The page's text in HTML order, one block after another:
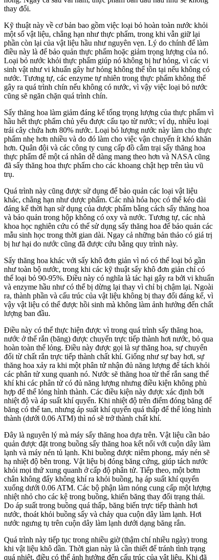
thay đổi.
Kỹ thuật này về cơ bản bao gồm việc loại bỏ hoàn toàn nước khỏi
một số vật liệu, chẳng hạn như thực phẩm, trong khi vẫn giữ lại
phần còn lại của vật liệu hầu như nguyên vẹn. Lý do chính để làm
điều này là để bảo quản thực phẩm hoặc giảm trọng lượng của nó.
Loại bỏ nước khỏi thực phẩm giúp nó không bị hư hỏng, vì các vi
sinh vật như vi khuẩn gây hư hỏng không thể tồn tại nếu không có
nước. Tương tự, các enzyme tự nhiên trong thực phẩm không thể
gây ra quá trình chín nếu không có nước, vì vậy việc loại bỏ nước
cũng sẽ ngăn chặn quá trình chín.
Sấy thăng hoa làm giảm đáng kể tổng trọng lượng của thực phẩm vì
hầu hết thực phẩm chủ yếu được cấu tạo từ nước; ví dụ, nhiều loại
trái cây chứa hơn 80% nước. Loại bỏ lượng nước này làm cho thực
phẩm nhẹ hơn nhiều và do đó làm cho việc vận chuyển ít khó khăn
hơn. Quân đội và các công ty cung cấp đồ cắm trại sấy thăng hoa
thực phẩm để một cá nhân dễ dàng mang theo hơn và NASA cũng
đã sấy thăng hoa thực phẩm cho các khoang chật hẹp trên tàu vũ
trụ.
Quá trình này cũng được sử dụng để bảo quản các loại vật liệu
khác, chẳng hạn như dược phẩm. Các nhà hóa học có thể kéo dài
đáng kể thời hạn sử dụng của dược phẩm bằng cách sấy thăng hoa
và bảo quản trong hộp không có oxy và nước. Tương tự, các nhà
khoa học nghiên cứu có thể sử dụng sấy thăng hoa để bảo quản các
mẫu sinh học trong thời gian dài. Ngay cả những bản thảo có giá trị
bị hư hại do nước cũng đã được cứu bằng quy trình này.
Sấy thăng hoa khác với sấy khô đơn giản vì nó có thể loại bỏ gần
như toàn bộ nước, trong khi các kỹ thuật sấy khô đơn giản chỉ có
thể loại bỏ 90-95%. Điều này có nghĩa là tác hại gây ra bởi vi khuẩn
và enzyme hầu như có thể bị dừng lại thay vì chỉ bị chậm lại. Ngoài
ra, thành phần và cấu trúc của vật liệu không bị thay đổi đáng kể, vì
vậy vật liệu có thể được hồi sinh mà không làm ảnh hưởng đến chất
lượng ban đầu.
Điều này có thể thực hiện được vì trong quá trình sấy thăng hoa,
nước ở thể rắn (băng) được chuyển trực tiếp thành hơi nước, bỏ qua
hoàn toàn thể lỏng. Điều này được gọi là sự thăng hoa, sự chuyển
đổi từ chất rắn trực tiếp thành chất khí. Giống như sự bay hơi, sự
thăng hoa xảy ra khi một phân tử nhận đủ năng lượng để tách khỏi
các phân tử xung quanh nó. Nước sẽ thăng hoa từ thể rắn sang thể
khí khi các phân tử có đủ năng lượng nhưng điều kiện không phù
hợp để thể lỏng hình thành. Các điều kiện này được xác định bởi
nhiệt độ và áp suất khí quyển. Khi nhiệt độ trên điểm đóng băng để
băng có thể tan, nhưng áp suất khí quyển quá thấp để thể lỏng hình
thành (dưới 0.06 ATM) thì nó sẽ trở thành chất khí.
Đây là nguyên lý mà máy sấy thăng hoa dựa trên. Vật liệu cần bảo
quản được đặt trong buồng sấy thăng hoa kết nối với cuộn dây làm
lạnh và máy nén tủ lạnh. Khi buồng được niêm phong, máy nén sẽ
hạ nhiệt độ bên trong. Vật liệu bị đóng băng cứng, giúp tách nước
khỏi mọi thứ xung quanh ở cấp độ phân tử. Tiếp theo, một bơm
chân không đẩy không khí ra khỏi buồng, hạ áp suất khí quyển
xuống dưới 0.06 ATM. Các bộ phận làm nóng cung cấp một lượng
nhiệt nhỏ cho các kệ trong buồng, khiến băng thay đổi trạng thái.
Do áp suất trong buồng quá thấp, băng biến trực tiếp thành hơi
nước, thoát khỏi buồng sấy và chảy qua cuộn dây làm lạnh. Hơi
nước ngưng tụ trên cuộn dây làm lạnh dưới dạng băng rắn.
Quá trình này tiếp tục trong nhiều giờ (thậm chí nhiều ngày) trong
khi vật liệu khô dần. Thời gian này là cần thiết để tránh tình trạng
quá nhiệt, điều có thể ảnh hưởng đến cấu trúc của vật liệu. Khi đã